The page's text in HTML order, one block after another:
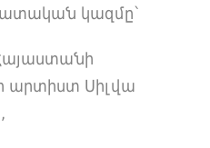
կազմը՝
արտիստ Սիլվա